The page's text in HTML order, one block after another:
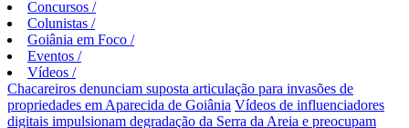
Concursos /
Colunistas /
Goiânia em Foco /
Eventos /
Vídeos /
Chacareiros denunciam suposta articulação para invasões de
propriedades em Aparecida de Goiânia Vídeos de influenciadores
digitais impulsionam degradação da Serra da Areia e preocupam